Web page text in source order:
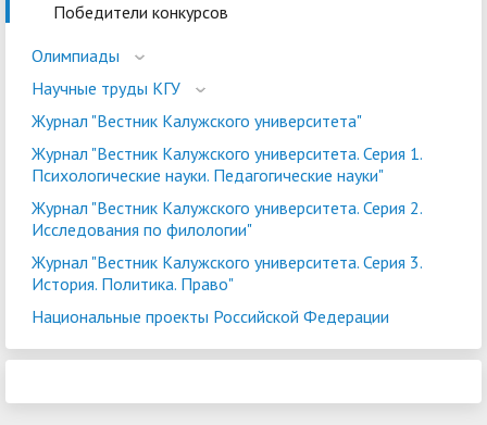
Победители конкурсов
Олимпиады
Научные труды КГУ
Журнал "Вестник Калужского университета"
Журнал "Вестник Калужского университета. Серия 1.
Психологические науки. Педагогические науки"
Журнал "Вестник Калужского университета. Серия 2.
Исследования по филологии"
Журнал "Вестник Калужского университета. Серия 3.
История. Политика. Право"
Национальные проекты Российской Федерации